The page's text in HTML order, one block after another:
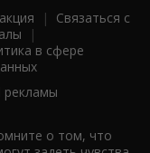
| Связаться с
|
в сфере
рекламы
о том, что